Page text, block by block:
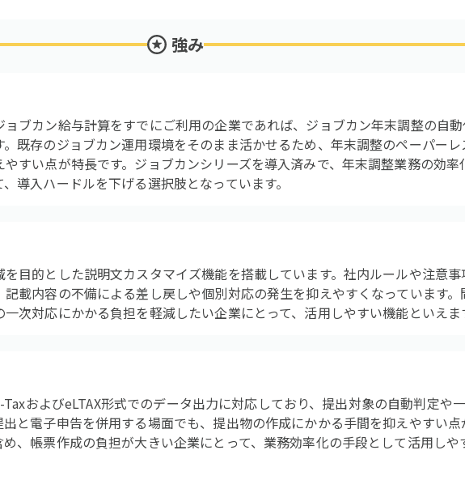
強み
ブカン給与計算をすでにご利用の企業であれば、ジョブカン年末調整の自
既存のジョブカン運用環境をそのまま活かせるため、年末調整のペーパー
すい点が特長です。ジョブカンシリーズを導入済みで、年末調整業務の効率
導入ハードルを下げる選択肢となっています。
目的とした説明文カスタマイズ機能を搭載しています。社内ルールや注意
載内容の不備による差し戻しや個別対応の発生を抑えやすくなっています。
次対応にかかる負担を軽減したい企業にとって、活用しやすい機能といえま
およびeLTAX形式でのデータ出力に対応しており、提出対象の自動判定や
と電子申告を併用する場面でも、提出物の作成にかかる手間を抑えやすい
、帳票作成の負担が大きい企業にとって、業務効率化の手段として活用しや